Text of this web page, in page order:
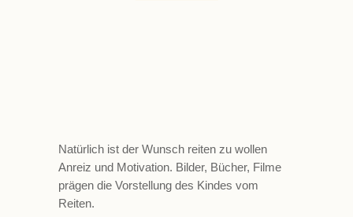
Natürlich ist der Wunsch reiten zu wollen
Anreiz und Motivation. Bilder, Bücher, Filme
prägen die Vorstellung des Kindes vom
Reiten.